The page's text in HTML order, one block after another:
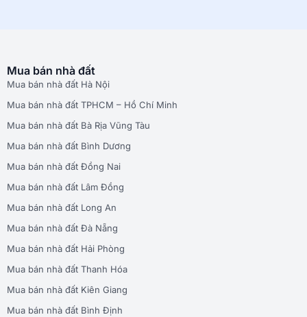
Mua bán nhà đất
Mua bán nhà đất Hà Nội
Mua bán nhà đất TPHCM – Hồ Chí Minh
Mua bán nhà đất Bà Rịa Vũng Tàu
Mua bán nhà đất Bình Dương
Mua bán nhà đất Đồng Nai
Mua bán nhà đất Lâm Đồng
Mua bán nhà đất Long An
Mua bán nhà đất Đà Nẵng
Mua bán nhà đất Hải Phòng
Mua bán nhà đất Thanh Hóa
Mua bán nhà đất Kiên Giang
Mua bán nhà đất Bình Định